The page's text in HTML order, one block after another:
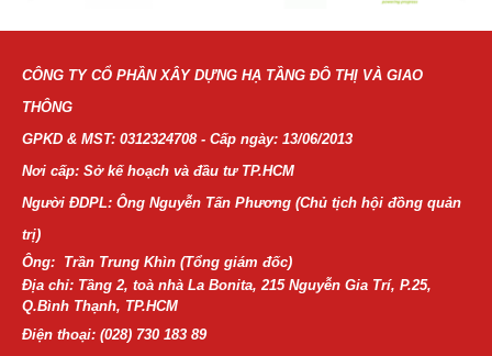
CÔNG TY CỔ PHẦN XÂY DỰNG HẠ TẦNG ĐÔ THỊ VÀ GIAO
THÔNG
GPKD & MST: 0312324708 - Cấp ngày: 13/06/2013
Nơi cấp: Sở kế hoạch và đầu tư TP.HCM
Người ĐDPL: Ông Nguyễn Tấn Phương (Chủ tịch hội đồng quản
trị)
Địa chỉ: Tầng 2, toà nhà La Bonita, 215 Nguyễn Gia Trí, P.25,
Q.Bình Thạnh, TP.HCM
Điện thoại: (028) 730 183 89